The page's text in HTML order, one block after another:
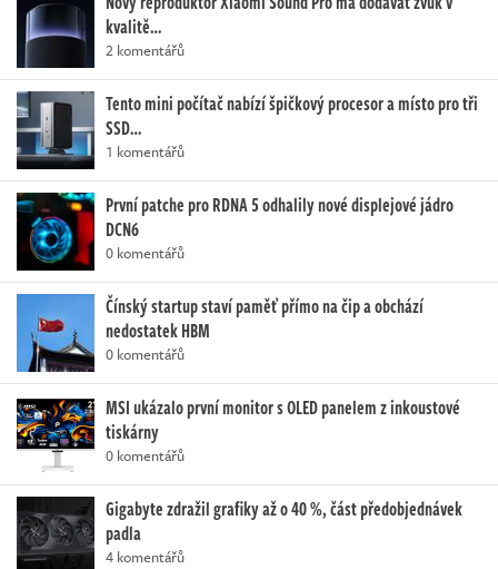
kvalitě…
2 komentářů
Tento mini počítač nabízí špičkový procesor a místo pro tři
SSD…
1 komentářů
První patche pro RDNA 5 odhalily nové displejové jádro
DCN6
0 komentářů
Čínský startup staví paměť přímo na čip a obchází
nedostatek HBM
0 komentářů
MSI ukázalo první monitor s OLED panelem z inkoustové
tiskárny
0 komentářů
Gigabyte zdražil grafiky až o 40 %, část předobjednávek
padla
4 komentářů